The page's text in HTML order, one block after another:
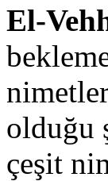
El-
olduğu
çeşit